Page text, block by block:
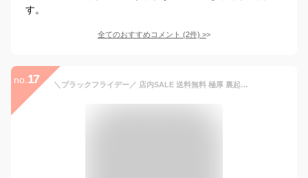
す。
全てのおすすめコメント (2件) >
no. 17 ＼ブラックフライデー／ 店内SALE 送料無料 極厚 裏起毛タイツ フェイクタイツ 1200デニール レディース ストッキング レギンス インナー 下着 冬 暖か あったか 極暖 防寒 保温 ブラック 黒 ベージュ スキン 肌色 無地 ストレッチ 通勤 OL 通学 メール便